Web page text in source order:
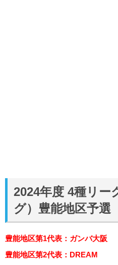
2024年度 4種リー
グ）豊能地区予選
豊能地区第1代表：ガンバ大阪
豊能地区第2代表：DREAM